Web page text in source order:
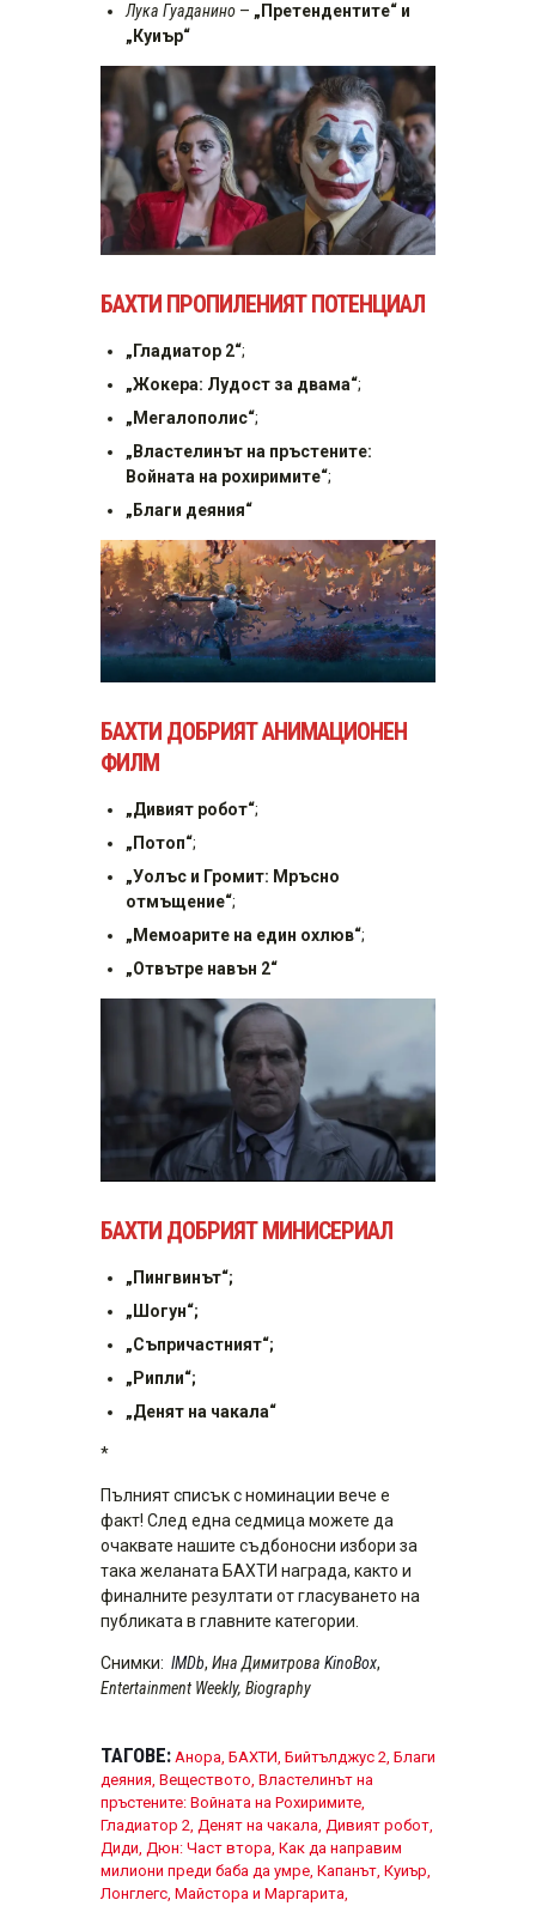
Лука Гуаданино – „Претендентите“ и
„Куиър“
БАХТИ ПРОПИЛЕНИЯТ ПОТЕНЦИАЛ
„Гладиатор 2“;
„Жокера: Лудост за двама“;
„Мегалополис“;
„Властелинът на пръстените:
Войната на рохиримите“;
„Благи деяния“
БАХТИ ДОБРИЯТ АНИМАЦИОНЕН
ФИЛМ
„Дивият робот“;
„Потоп“;
„Уолъс и Громит: Мръсно
отмъщение“;
„Мемоарите на един охлюв“;
„Oтвътре навън 2“
БАХТИ ДОБРИЯТ МИНИСЕРИАЛ
„Пингвинът“;
„Шогун“;
„Съпричастният“;
„Рипли“;
„Денят на чакала“
*
Пълният списък с номинации вече е
факт! След една седмица можете да
очаквате нашите съдбоносни избори за
така желаната БАХТИ награда, както и
финалните резултати от гласуването на
публиката в главните категории.
Снимки: IMDb, Ина Димитрова KinoBox,
Entertainment Weekly, Biography
ТАГОВЕ: Анора, БАХТИ, Бийтълджус 2, Благи
деяния, Веществото, Властелинът на
пръстените: Войната на Рохиримите,
Гладиатор 2, Денят на чакала, Дивият робот,
Диди, Дюн: Част втора, Как да направим
милиони преди баба да умре, Капанът, Куиър,
Лонглегс, Майстора и Маргарита,